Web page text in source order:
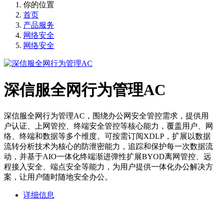
你的位置
首页
产品服务
网络安全
网络安全
深信服全网行为管理AC
深信服全网行为管理AC，围绕办公网安全管控需求，提供用
户认证、上网管控、终端安全管控等核心能力，覆盖用户、网
络、终端和数据等多个维度。可按需订阅XDLP，扩展以数据
流转分析技术为核心的防泄密能力，追踪和保护每一次数据流
动，并基于AIO一体化终端渐进弹性扩展BYOD离网管控、远
程接入安全、端点安全等能力，为用户提供一体化办公解决方
案，让用户随时随地安全办公。
详细信息